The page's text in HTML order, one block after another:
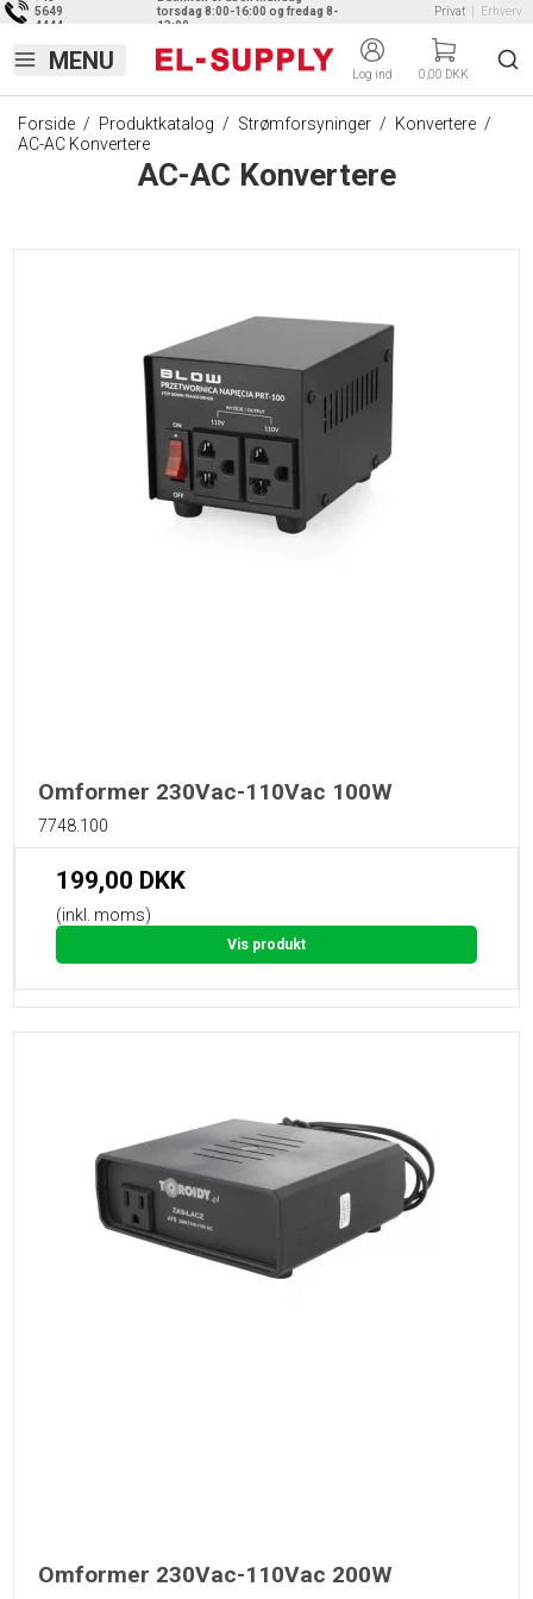
5649
4444
torsdag 8:00-16:00 og fredag 8-
13:00
Privat Erhverv
Log ind 0,00 DKK
Forside / Produktkatalog / Strømforsyninger / Konvertere /
AC-AC Konvertere
AC-AC Konvertere
Omformer 230Vac-110Vac 100W
7748.100
199,00 DKK
(inkl. moms)
Vis produkt
Omformer 230Vac-110Vac 200W